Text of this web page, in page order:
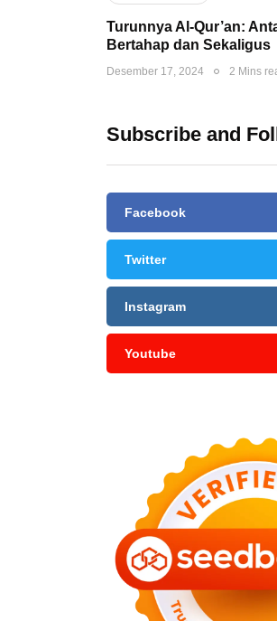
Turunnya Al-Qur’an:
Bertahap dan Sekaligus
Desember 17, 2024 2 Mins
Subscribe and
Facebook
Twitter
Instagram
Youtube